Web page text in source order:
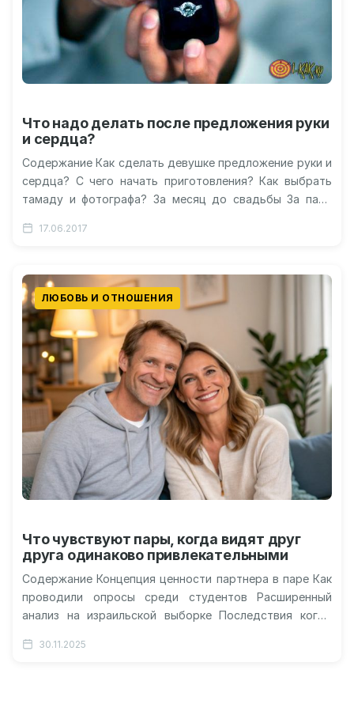
Что надо делать после предложения руки
и сердца?
Содержание Как сделать девушке предложение руки и
сердца? С чего начать приготовления? Как выбрать
тамаду и фотографа? За месяц до свадьбы За пару
17.06.2017
ЛЮБОВЬ И ОТНОШЕНИЯ
Что чувствуют пары, когда видят друг
друга одинаково привлекательными
Содержание Концепция ценности партнера в паре Как
проводили опросы среди студентов Расширенный
анализ на израильской выборке Последствия когда
самооценки в…
30.11.2025